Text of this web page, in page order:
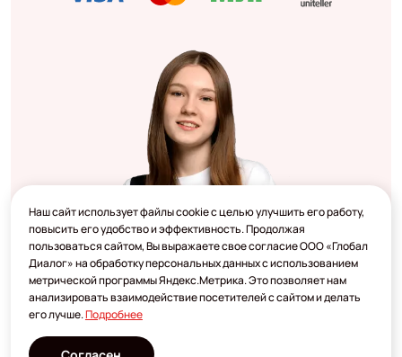
Наш сайт использует файлы cookie с целью улучшить его работу,
повысить его удобство и эффективность. Продолжая
пользоваться сайтом, Вы выражаете свое согласие ООО «Глобал
Диалог» на обработку персональных данных с использованием
метрической программы Яндекс.Метрика. Это позволяет нам
анализировать взаимодействие посетителей с сайтом и делать
его лучше.Подробнее